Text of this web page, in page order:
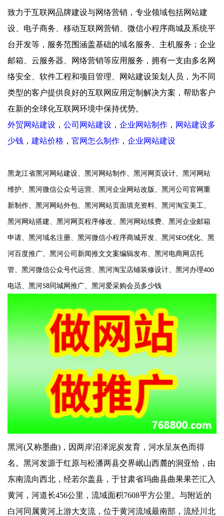
致力于互联网品牌建设与网络营销，专业领域包括网站建
设、电子商务、移动互联网营销、微信小程序商城及系统平
台开发等，服务范围涵盖基础的域名服务、主机服务；企业
邮箱、云服务器、网络营销等应用服务，拥有一支由多名网
络安全、软件工程和项目管理、网站建设策划人员，为不同
类型的客户提供良好的互联网应用定制解决方案，帮助客户
在新的全球化互联网环境中保持优势。
外贸网站建设 ， 公司网站建设 ， 企业网站制作 ， 网站建设多
少钱 ， 建站价格 ， 官网怎么制作 ， 企业网站建设
黑龙江省黑河网站建设、黑河网站制作、黑河网页设计、黑河网站
维护、黑河微信公众号运营、黑河企业网站改版、黑河公司官网重
新制作、黑河网站外包、黑河网站页面填充资料、黑河淘宝美工、
黑河网站搭建、黑河网页程序修改、黑河网站续费、黑河企业邮箱
申请、黑河域名注册、黑河微信小程序商城开发、黑河SEO优化、黑
河百度推广、黑河公司新闻推文文案编辑发布、黑河电商网店托
管、黑河微信公众号代运营、黑河淘宝店铺装修设计、黑河办理400
电话、黑河58 同城网推广、黑河爱采购会员多少钱
黑河(又称墨曲)，因两岸沼泽泥炭发育，河水呈灰色而得
名。黑河发源于红原与松潘两县交界岷山西麓的洞亚恰，由
东南流向西北，经若尔盖县，于甘肃省玛曲县曲果果芒汇入
黄河，河道长456公里，流域面积7608平方公里。与附近的
白河同属黄河上游大支流，位于黄河流域最南部，流经川北